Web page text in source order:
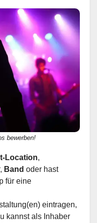
bewerben!
Location,
Band oder hast
für eine
eintragen,
kannst als Inhaber